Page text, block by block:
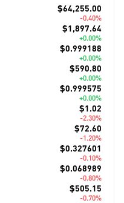
$64,255.00
-0.40%
$1,897.64
+0.00%
$0.999188
+0.00%
$590.80
+0.00%
$0.999575
+0.00%
$1.02
-2.30%
$72.60
-1.20%
$0.327601
-0.10%
$0.068989
-0.80%
$505.15
-0.70%